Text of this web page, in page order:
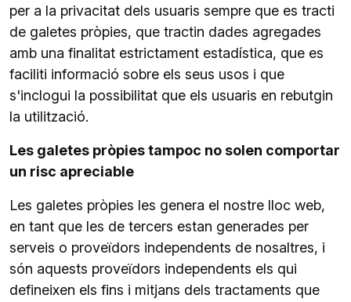
per a la privacitat dels usuaris sempre que es tracti
de galetes pròpies, que tractin dades agregades
amb una finalitat estrictament estadística, que es
faciliti informació sobre els seus usos i que
s'inclogui la possibilitat que els usuaris en rebutgin
la utilització.
Les galetes pròpies tampoc no solen comportar
un risc apreciable
Les galetes pròpies les genera el nostre lloc web,
en tant que les de tercers estan generades per
serveis o proveïdors independents de nosaltres, i
són aquests proveïdors independents els qui
defineixen els fins i mitjans dels tractaments que